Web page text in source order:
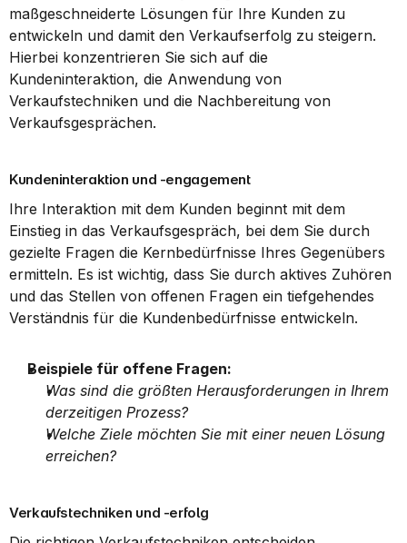
maßgeschneiderte Lösungen für Ihre Kunden zu
entwickeln und damit den Verkaufserfolg zu steigern.
Hierbei konzentrieren Sie sich auf die
Kundeninteraktion, die Anwendung von
Verkaufstechniken und die Nachbereitung von
Verkaufsgesprächen.
Kundeninteraktion und -engagement
Ihre Interaktion mit dem Kunden beginnt mit dem
Einstieg in das Verkaufsgespräch, bei dem Sie durch
gezielte Fragen die Kernbedürfnisse Ihres Gegenübers
ermitteln. Es ist wichtig, dass Sie durch aktives Zuhören
und das Stellen von offenen Fragen ein tiefgehendes
Verständnis für die Kundenbedürfnisse entwickeln.
Beispiele für offene Fragen:
Was sind die größten Herausforderungen in Ihrem
derzeitigen Prozess?
Welche Ziele möchten Sie mit einer neuen Lösung
erreichen?
Verkaufstechniken und -erfolg